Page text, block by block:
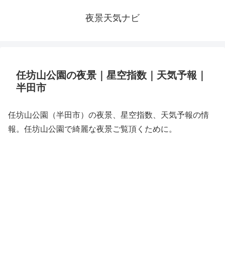
夜景天気ナビ
任坊山公園の夜景｜星空指数｜天気予報｜
半田市
任坊山公園（半田市）の夜景、星空指数、天気予報の情
報。任坊山公園で綺麗な夜景ご覧頂くために。